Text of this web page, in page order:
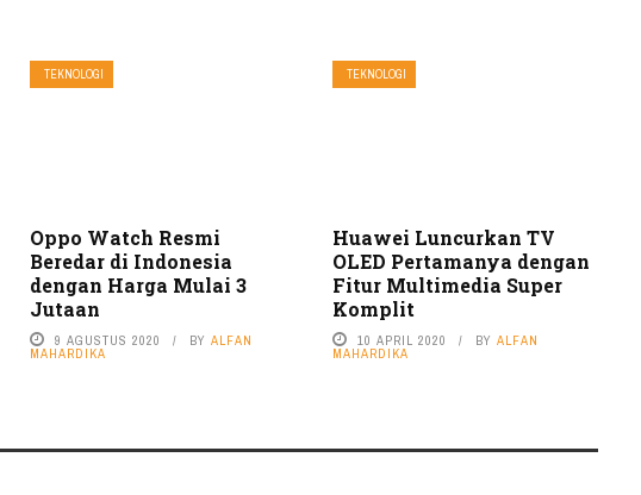
TEKNOLOGI
Oppo Watch Resmi
Beredar di Indonesia
dengan Harga Mulai 3
Jutaan
9 AGUSTUS 2020 BYALFAN
MAHARDIKA
TEKNOLOGI
Huawei Luncurkan TV
OLED Pertamanya dengan
Fitur Multimedia Super
Komplit
10 APRIL 2020 BY ALFAN
MAHARDIKA